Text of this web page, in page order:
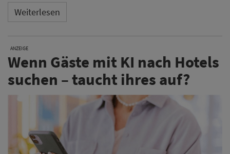
Weiterlesen
ANZEIGE
Wenn Gäste mit KI nach Hotels
suchen – taucht ihres auf?